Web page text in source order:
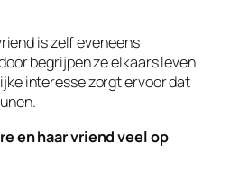
is zelf eveneens
begrijpen ze elkaars leven
interesse zorgt ervoor dat
en haar vriend veel op